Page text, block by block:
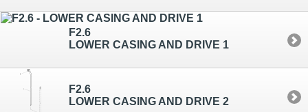
F2.6
LOWER CASING AND DRIVE 1
F2.6
LOWER CASING AND DRIVE 2